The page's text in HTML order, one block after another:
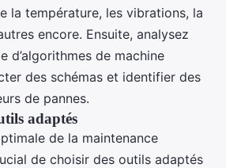
la température, les vibrations, la
encore. Ensuite, analysez
d’algorithmes de machine
des schémas et identifier des
de pannes.
adaptés
de la maintenance
de choisir des outils adaptés